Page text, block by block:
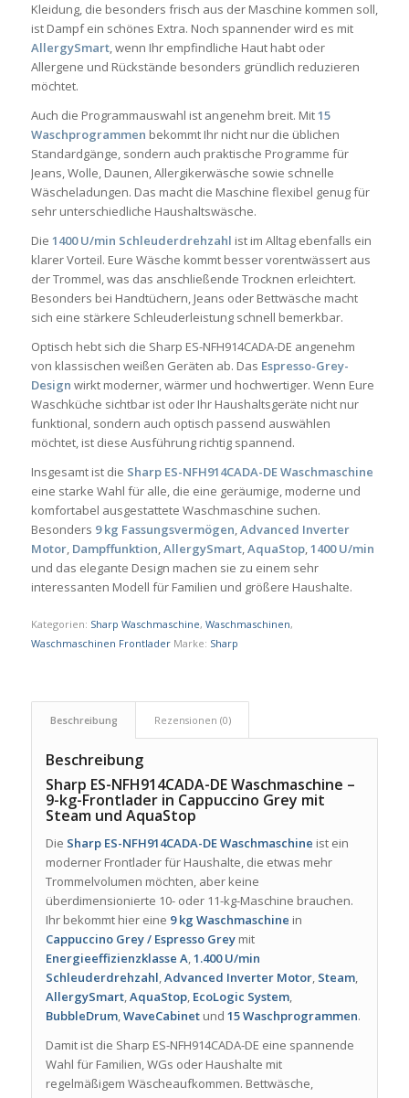
Kleidung, die besonders frisch aus der Maschine kommen soll,
ist Dampf ein schönes Extra. Noch spannender wird es mit
AllergySmart, wenn Ihr empfindliche Haut habt oder
Allergene und Rückstände besonders gründlich reduzieren
möchtet.
Auch die Programmauswahl ist angenehm breit. Mit15
Waschprogrammen bekommt Ihr nicht nur die üblichen
Standardgänge, sondern auch praktische Programme für
Jeans, Wolle, Daunen, Allergikerwäsche sowie schnelle
Wäscheladungen. Das macht die Maschine flexibel genug für
sehr unterschiedliche Haushaltswäsche.
Die 1400 U/min Schleuderdrehzahl ist im Alltag ebenfalls ein
klarer Vorteil. Eure Wäsche kommt besser vorentwässert aus
der Trommel, was das anschließende Trocknen erleichtert.
Besonders bei Handtüchern, Jeans oder Bettwäsche macht
sich eine stärkere Schleuderleistung schnell bemerkbar.
Optisch hebt sich die Sharp ES-NFH914CADA-DE angenehm
von klassischen weißen Geräten ab. Das Espresso-Grey-
Design wirkt moderner, wärmer und hochwertiger. Wenn Eure
Waschküche sichtbar ist oder Ihr Haushaltsgeräte nicht nur
funktional, sondern auch optisch passend auswählen
möchtet, ist diese Ausführung richtig spannend.
Insgesamt ist die Sharp ES-NFH914CADA-DE Waschmaschine
eine starke Wahl für alle, die eine geräumige, moderne und
komfortabel ausgestattete Waschmaschine suchen.
Besonders 9 kg Fassungsvermögen,Advanced Inverter
Motor, Dampffunktion,AllergySmart,AquaStop,1400 U/min
und das elegante Design machen sie zu einem sehr
interessanten Modell für Familien und größere Haushalte.
Kategorien: Sharp Waschmaschine, Waschmaschinen,
Waschmaschinen Frontlader Marke: Sharp
Beschreibung Rezensionen (0)
Beschreibung
Sharp ES-NFH914CADA-DE Waschmaschine –
9-kg-Frontlader in Cappuccino Grey mit
Steam und AquaStop
Die Sharp ES-NFH914CADA-DE Waschmaschine ist ein
moderner Frontlader für Haushalte, die etwas mehr
Trommelvolumen möchten, aber keine
überdimensionierte 10- oder 11-kg-Maschine brauchen.
Ihr bekommt hier eine 9 kg Waschmaschine in
Cappuccino Grey / Espresso Greymit
Energieeffizienzklasse A,1.400 U/min
Schleuderdrehzahl,Advanced Inverter Motor, Steam,
AllergySmart,AquaStop, EcoLogic System,
BubbleDrum,WaveCabinetund 15 Waschprogrammen.
Damit ist die Sharp ES-NFH914CADA-DE eine spannende
Wahl für Familien, WGs oder Haushalte mit
regelmäßigem Wäscheaufkommen. Bettwäsche,